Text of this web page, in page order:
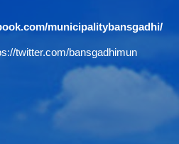
municipalitybansgadhi/
twitter.com/bansgadhimun